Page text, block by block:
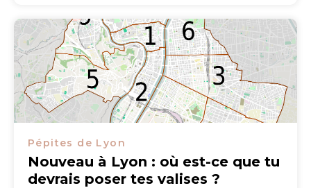
Pépites de Lyon
Nouveau à Lyon : où est-ce que tu
devrais poser tes valises ?